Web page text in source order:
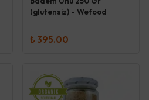
(glutensiz) - Wefood
₺ 395.00